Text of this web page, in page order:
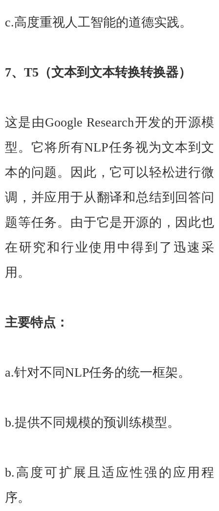
c.高度重视人工智能的道德实践。
7、T5（文本到文本转换转换器）
这是由Google Research开发的开源模
型。它将所有NLP任务视为文本到文
本的问题。因此，它可以轻松进行微
调，并应用于从翻译和总结到回答问
题等任务。由于它是开源的，因此也
在研究和行业使用中得到了迅速采
用。
主要特点：
a.针对不同NLP任务的统一框架。
b.提供不同规模的预训练模型。
b.高度可扩展且适应性强的应用程
序。